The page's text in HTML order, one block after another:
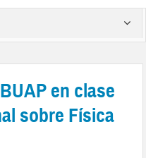
en clase
sobre Física